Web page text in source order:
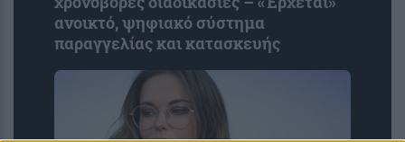
ανοικτό, ψηφιακό σύστημα
παραγγελίας και κατασκευής